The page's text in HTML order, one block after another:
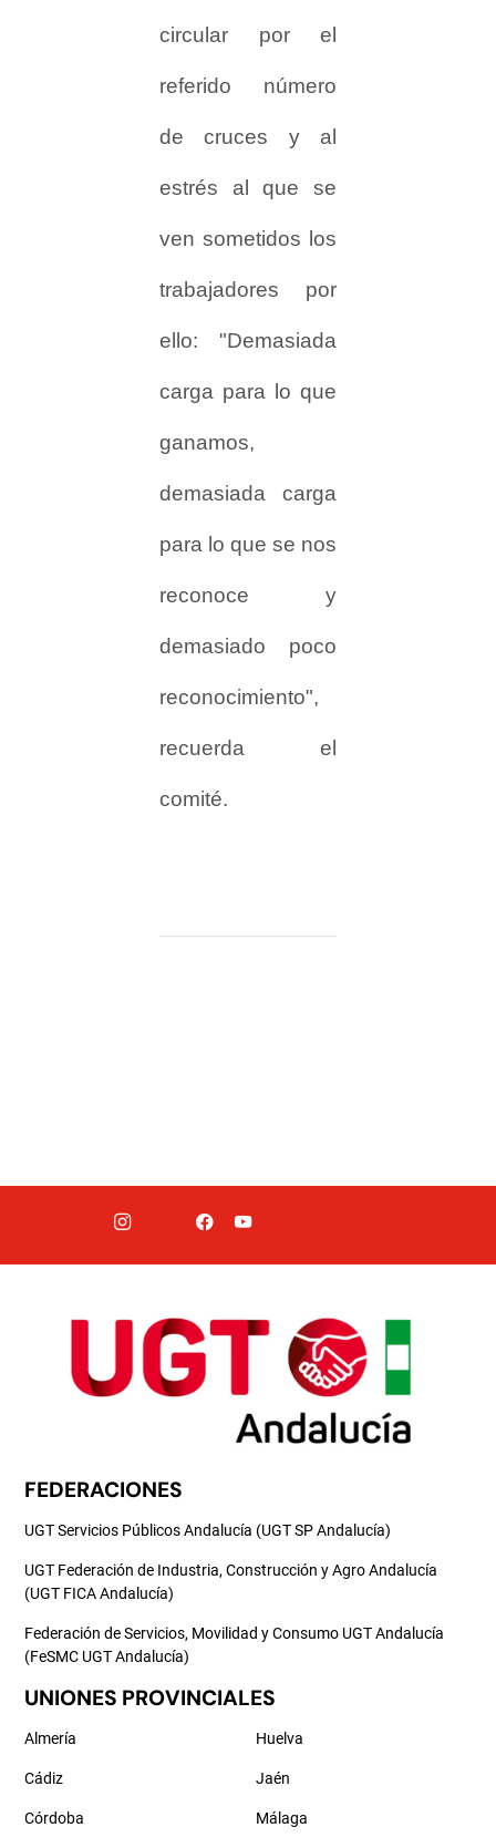
circular por el
referido número
de cruces y al
estrés al que se
ven sometidos los
trabajadores por
ello: "Demasiada
carga para lo que
ganamos,
demasiada carga
para lo que se nos
reconoce y
demasiado poco
reconocimiento",
recuerda el
comité.
FEDERACIONES
UGT Servicios Públicos Andalucía (UGT SP Andalucía)
UGT Federación de Industria, Construcción y Agro Andalucía
(UGT FICA Andalucía)
Federación de Servicios, Movilidad y Consumo UGT Andalucía
(FeSMC UGT Andalucía)
UNIONES PROVINCIALES
Almería
Cádiz
Córdoba
Huelva
Jaén
Málaga